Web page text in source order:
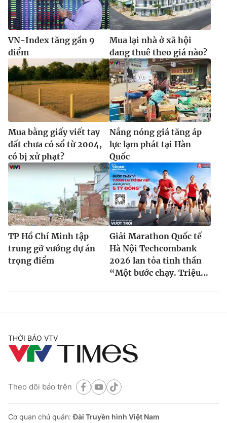
VN-Index tăng gần 9
điểm
Mua lại nhà ở xã hội
đang thuê theo giá nào?
Mua bằng giấy viết tay
đất chưa có sổ từ 2004,
có bị xử phạt?
Nắng nóng giá tăng áp
lực lạm phát tại Hàn
Quốc
TP Hồ Chí Minh tập
trung gỡ vướng dự án
trọng điểm
Giải Marathon Quốc tế
Hà Nội Techcombank
2026 lan tỏa tinh thần
“Một bước chạy. Triệu...
THỜI BÁO VTV
Theo dõi báo trên
Cơ quan chủ quản:Đài Truyền hình Việt Nam